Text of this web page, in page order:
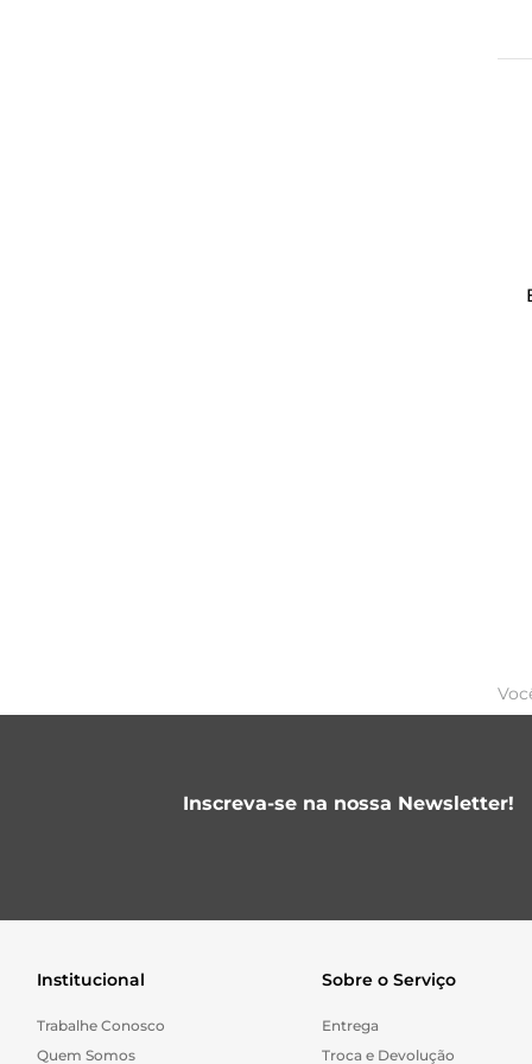
Inscreva-se na nossa Newsletter!
Institucional
Trabalhe Conosco
Quem Somos
Sobre o Serviço
Entrega
Troca e Devolução